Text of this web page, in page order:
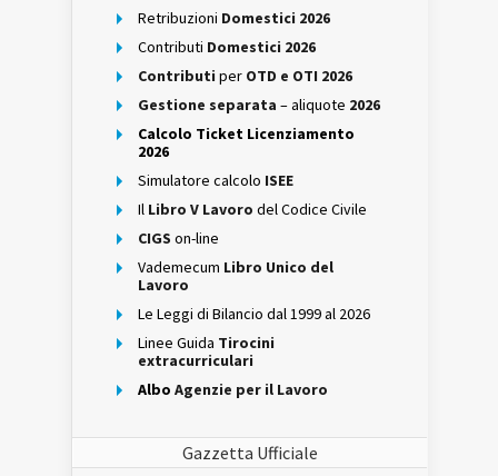
Retribuzioni Domestici 2026
Contributi Domestici 2026
Contributi per OTD e OTI 2026
Gestione separata – aliquote 2026
Calcolo Ticket Licenziamento
2026
Simulatore calcolo ISEE
Il Libro V Lavoro del Codice Civile
CIGS on-line
Vademecum Libro Unico del
Lavoro
Le Leggi di Bilancio dal 1999 al 2026
Linee Guida Tirocini
extracurriculari
Albo Agenzie per il Lavoro
Gazzetta Ufficiale